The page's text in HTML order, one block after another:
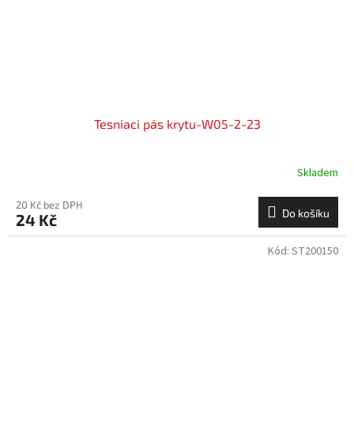
Tesniaci pás krytu-W05-2-23
Skladem
20 Kč bez DPH
24 Kč Do košíku
Kód: ST200150